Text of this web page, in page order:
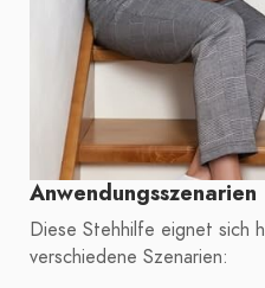
Anwendungsszenarien
Diese Stehhilfe eignet sich
verschiedene Szenarien: